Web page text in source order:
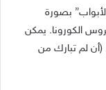
بصورة
الكورونا. يمكن
(أن لم تبارك من